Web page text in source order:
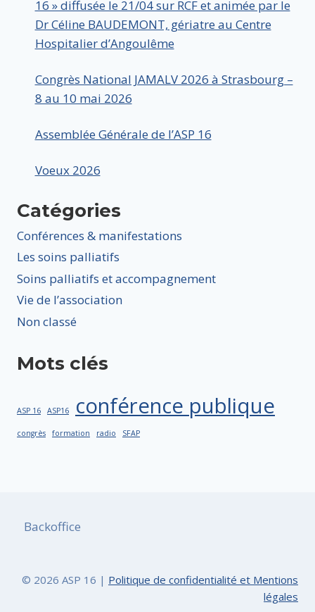
16 » diffusée le 21/04 sur RCF et animée par le
Dr Céline BAUDEMONT, gériatre au Centre
Hospitalier d’Angoulême
Congrès National JAMALV 2026 à Strasbourg –
8 au 10 mai 2026
Assemblée Générale de l’ASP 16
Voeux 2026
Catégories
Conférences & manifestations
Les soins palliatifs
Soins palliatifs et accompagnement
Vie de l’association
Non classé
Mots clés
ASP 16 ASP16 conférence publique
congrès formation radio SFAP
Backoffice
© 2026 ASP 16 | Politique de confidentialité et Mentions
légales